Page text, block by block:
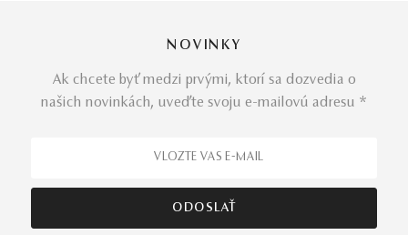
NOVINKY
Ak chcete byť medzi prvými, ktorí sa dozvedia o
našich novinkách, uveďte svoju e-mailovú adresu *